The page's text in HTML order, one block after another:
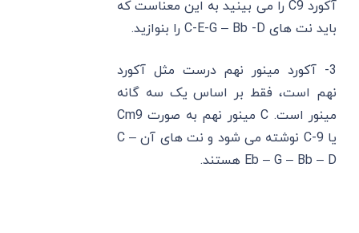
آکورد C9 را می بینید به این معناست که
باید نت های C-E-G – Bb -D را بنوازید.
3- آکورد مینور نهم درست مثل آکورد
نهم است، فقط بر اساس یک سه گانه
مینور است. C مینور نهم به صورت Cm9
یا C-9 نوشته می شود و نت های آن C –
Eb – G – Bb – D هستند.